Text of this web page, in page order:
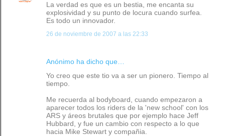
La verdad es que es un bestia, me encanta su
explosividad y su punto de locura cuando surfea.
Es todo un innovador.
26 de noviembre de 2007 a las 22:33
Anónimo ha dicho que…
Yo creo que este tio va a ser un pionero. Tiempo al
tiempo.
Me recuerda al bodyboard, cuando empezaron a
aparecer todos los riders de la 'new school' con los
ARS y áreos brutales que por ejemplo hace Jeff
Hubbard, y fue un cambio con respecto a lo que
hacia Mike Stewart y compañia.